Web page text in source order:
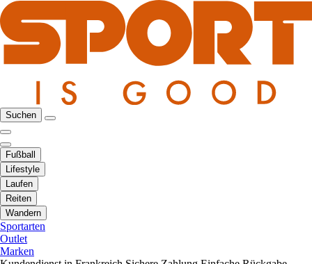
Suchen
Fußball
Lifestyle
Laufen
Reiten
Wandern
Sportarten
Outlet
Marken